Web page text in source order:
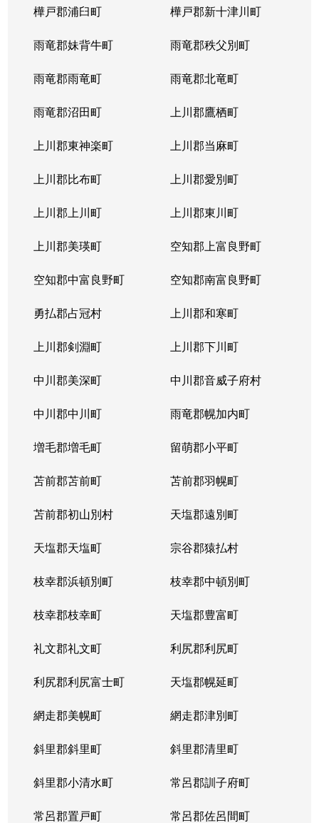
樺戸郡浦臼町 樺戸郡新十津川町
雨竜郡妹背牛町 雨竜郡秩父別町
雨竜郡雨竜町 雨竜郡北竜町
雨竜郡沼田町 上川郡鷹栖町
上川郡東神楽町 上川郡当麻町
上川郡比布町 上川郡愛別町
上川郡上川町 上川郡東川町
上川郡美瑛町 空知郡上富良野町
空知郡中富良野町 空知郡南富良野町
勇払郡占冠村 上川郡和寒町
上川郡剣淵町 上川郡下川町
中川郡美深町 中川郡音威子府村
中川郡中川町 雨竜郡幌加内町
増毛郡増毛町 留萌郡小平町
苫前郡苫前町 苫前郡羽幌町
苫前郡初山別村 天塩郡遠別町
天塩郡天塩町 宗谷郡猿払村
枝幸郡浜頓別町 枝幸郡中頓別町
枝幸郡枝幸町 天塩郡豊富町
礼文郡礼文町 利尻郡利尻町
利尻郡利尻富士町 天塩郡幌延町
網走郡美幌町 網走郡津別町
斜里郡斜里町 斜里郡清里町
斜里郡小清水町 常呂郡訓子府町
常呂郡置戸町 常呂郡佐呂間町